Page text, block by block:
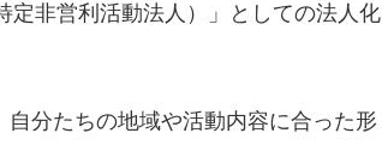
定非営利活動法人）」としての法人化
分たちの地域や活動内容に合った形